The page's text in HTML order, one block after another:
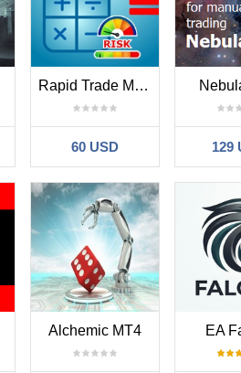
Rapid Trade Manager
60 USD 129
Alchemic MT4 EA